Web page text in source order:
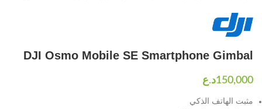
DJI Osmo Mobile SE Smartphone Gimbal
مثبت الهاتف الذكي